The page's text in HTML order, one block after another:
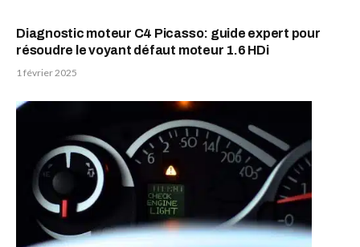
Diagnostic moteur C4 Picasso: guide expert pour
résoudre le voyant défaut moteur 1.6 HDi
1 février 2025